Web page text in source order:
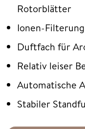
Rotorblätter
Ionen-
Duftfach für
Relativ leiser
Automatische
Stabiler